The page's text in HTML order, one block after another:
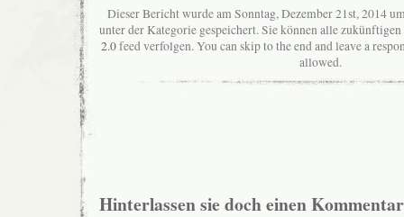
Dieser Bericht wurde am Sonntag, Dezember 21st, 2014
unter der Kategorie gespeichert. Sie können alle
2.0feed verfolgen. You can skip to the end and leave a
allowed.
Hinterlassen sie doch einen